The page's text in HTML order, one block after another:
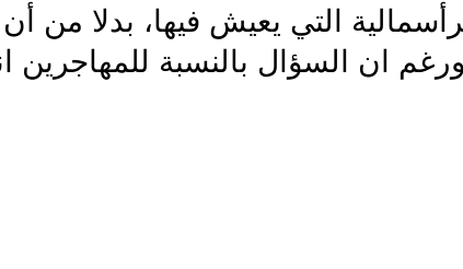
التي يعيش فيها، بدلا من
ان السؤال بالنسبة للمهاجرين